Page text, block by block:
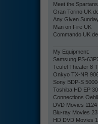
Meet the
Gran Torino UK
Any Given
Man on Fire UK
Commando UK
My Equipment:
Samsung PS-
Teufel Theater 8
Onkyo TX-NR
Sony BDP-S
Toshiba HD EP 30
Connections
DVD Movies 1124
Blu-ray Movies
HD DVD Movies